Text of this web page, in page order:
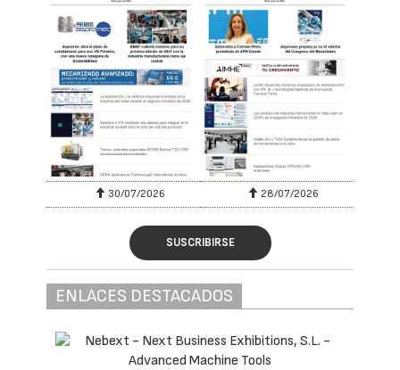
30/07/2026 28/07/2026
SUSCRIBIRSE
ENLACES DESTACADOS